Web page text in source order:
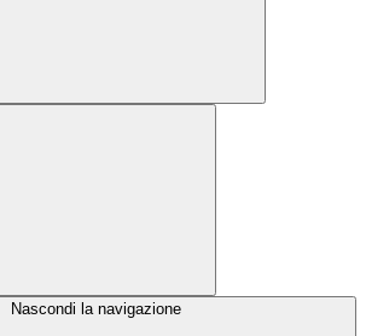
Nascondi la navigazione